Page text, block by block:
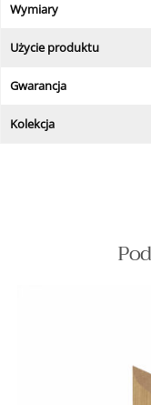
Wymiary
Użycie produktu
Gwarancja
Kolekcja